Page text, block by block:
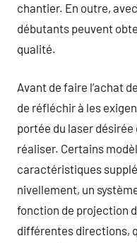
chantier. En outre,
débutants peuvent
qualité.
Avant de faire l’achat
de réfléchir à les
portée du laser
réaliser. Certains
caractéristiques
nivellement, un
fonction de projection
différentes directions,